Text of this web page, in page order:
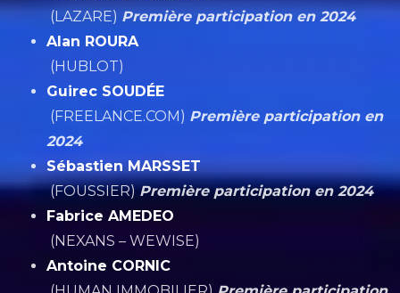
(LAZARE) Première participation en 2024
Alan ROURA
(HUBLOT)
Guirec SOUDÉE
(FREELANCE.COM) Première participation en
2024
Sébastien MARSSET
(FOUSSIER)Première participation en 2024
Fabrice AMEDEO
(NEXANS – WEWISE)
Antoine CORNIC